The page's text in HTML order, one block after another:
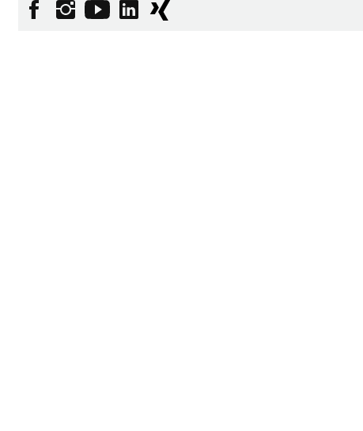
FacebookInstagram
YouTubelinkedinXING